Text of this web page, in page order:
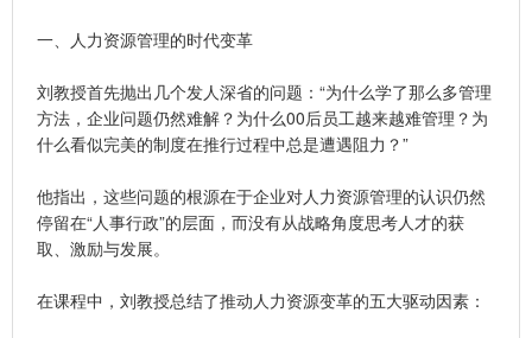
一、人力资源管理的时代变革
刘教授首先抛出几个发人深省的问题：“为什么学了那么多管理
方法，企业问题仍然难解？为什么00后员工越来越难管理？为
什么看似完美的制度在推行过程中总是遭遇阻力？”
他指出，这些问题的根源在于企业对人力资源管理的认识仍然
停留在“人事行政”的层面，而没有从战略角度思考人才的获
取、激励与发展。
在课程中，刘教授总结了推动人力资源变革的五大驱动因素：